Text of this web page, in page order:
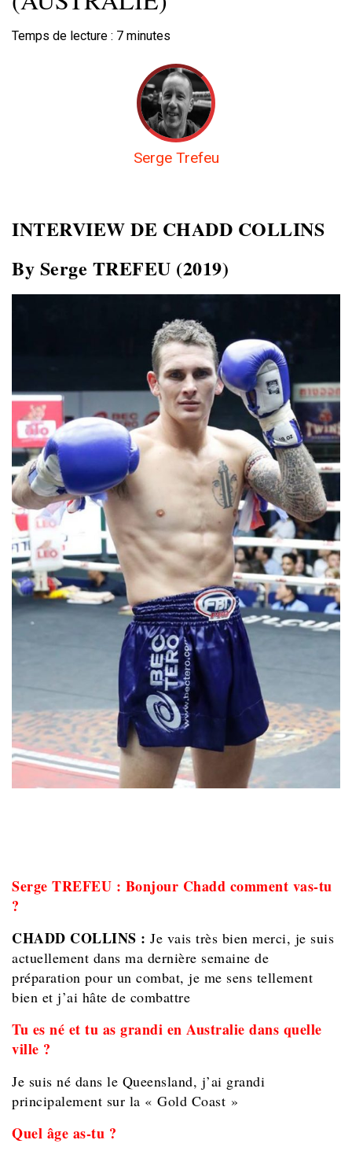
Temps de lecture : 7 minutes
Serge Trefeu
INTERVIEW DE CHADD COLLINS
By Serge TREFEU (2019)
Serge TREFEU : Bonjour Chadd comment vas-tu
?
CHADD COLLINS : Je vais très bien merci, je suis
actuellement dans ma dernière semaine de
préparation pour un combat, je me sens tellement
bien et j’ai hâte de combattre
Tu es né et tu as grandi en Australie dans quelle
ville ?
Je suis né dans le Queensland, j’ai grandi
principalement sur la « Gold Coast »
Quel âge as-tu ?